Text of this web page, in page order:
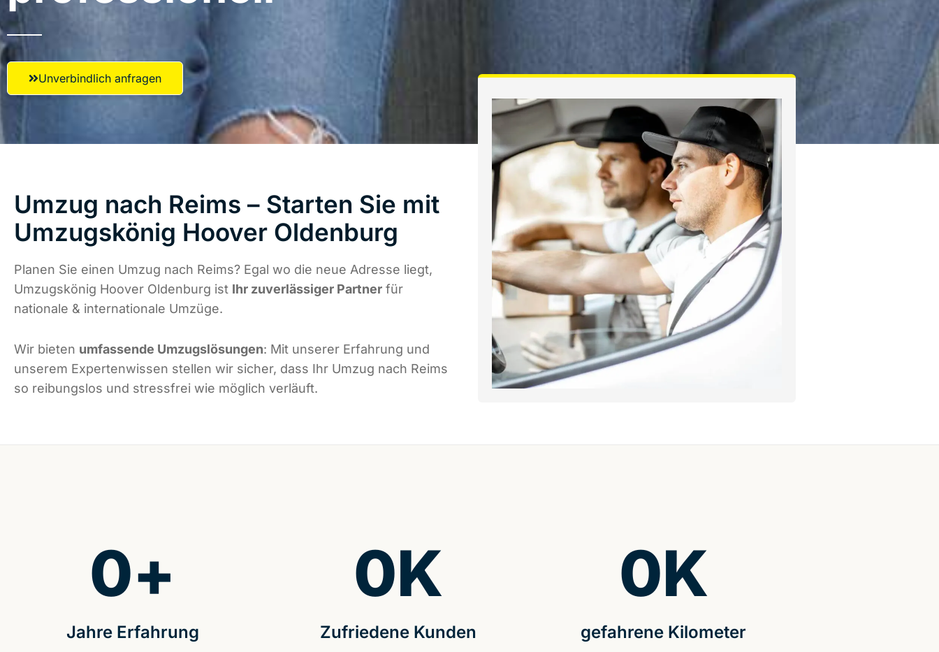
Unverbindlich anfragen
Umzug nach Reims – Starten Sie mit
Umzugskönig Hoover Oldenburg
Planen Sie einen Umzug nach Reims? Egal wo die neue Adresse liegt,
Umzugskönig Hoover Oldenburg ist Ihr zuverlässiger Partner für
nationale & internationale Umzüge.
Wir bieten umfassende Umzugslösungen: Mit unserer Erfahrung und
unserem Expertenwissen stellen wir sicher, dass Ihr Umzug nach Reims
so reibungslos und stressfrei wie möglich verläuft.
Jahre Erfahrung
0+
Zufriedene Kunden
0K
gefahrene Kilometer
0K